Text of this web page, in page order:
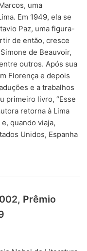
uma
Em 1949, ela se
Paz, uma figura-
de então, cresce
de Beauvoir,
outros. Após sua
Florença e depois
e a trabalhos
primeiro livro, “Esse
retorna à Lima
quando viaja,
Unidos, Espanha
Prêmio